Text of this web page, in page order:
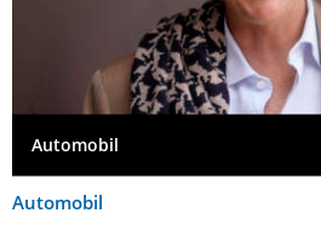
Automobil
Automobil